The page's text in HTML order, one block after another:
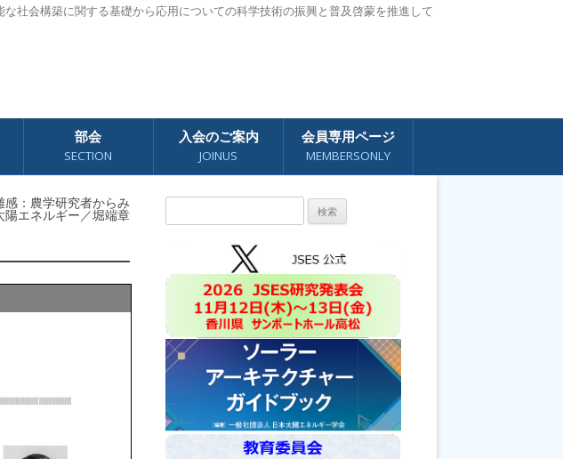
社会構築に関する基礎から応用についての科学技術の振興と普及啓蒙を推進して
部会
SECTION
入会のご案内
JOINUS
会員専用ページ
MEMBERSONLY
：農学研究者からみ
陽エネルギー／堀端章
索: